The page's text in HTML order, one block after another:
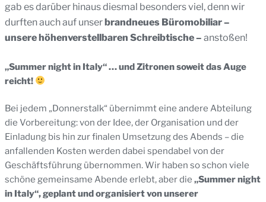
gab es darüber hinaus diesmal besonders viel, denn wir
durften auch auf unserbrandneues Büromobiliar –
unsere höhenverstellbaren Schreibtische – anstoßen!
„Summer night in Italy“ … und Zitronen soweit das Auge
reicht!
Bei jedem „Donnerstalk“ übernimmt eine andere Abteilung
die Vorbereitung: von der Idee, der Organisation und der
Einladung bis hin zur finalen Umsetzung des Abends – die
anfallenden Kosten werden dabei spendabel von der
Geschäftsführung übernommen. Wir haben so schon viele
schöne gemeinsame Abende erlebt, aber die „Summer night
in Italy“, geplant und organisiert von unserer